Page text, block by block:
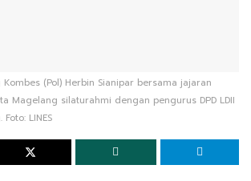
(Pol) Herbin Sianipar bersama jajaran
Magelang silaturahmi dengan pengurus DPD LDII
LINES